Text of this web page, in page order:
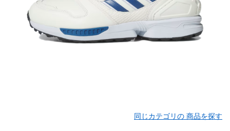
同じカテゴリの 商品を探す